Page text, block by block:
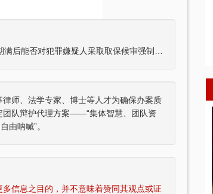
师、法学专家、博士等人才为确保办案质
团队辩护代理方案——“集体智慧、团队资
由呐喊”。
信息之目的，并不意味着赞同其观点或证
请，
诉应
节；到案后主动交代了司法机关尚未掌握